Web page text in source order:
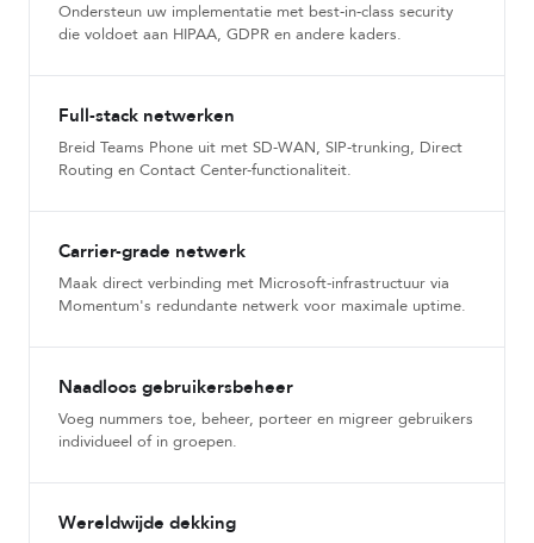
Ondersteun uw implementatie met best-in-class security
die voldoet aan HIPAA, GDPR en andere kaders.
Full-stack netwerken
Breid Teams Phone uit met SD-WAN, SIP-trunking, Direct
Routing en Contact Center-functionaliteit.
Carrier-grade netwerk
Maak direct verbinding met Microsoft-infrastructuur via
Momentum's redundante netwerk voor maximale uptime.
Naadloos gebruikersbeheer
Voeg nummers toe, beheer, porteer en migreer gebruikers
individueel of in groepen.
Wereldwijde dekking